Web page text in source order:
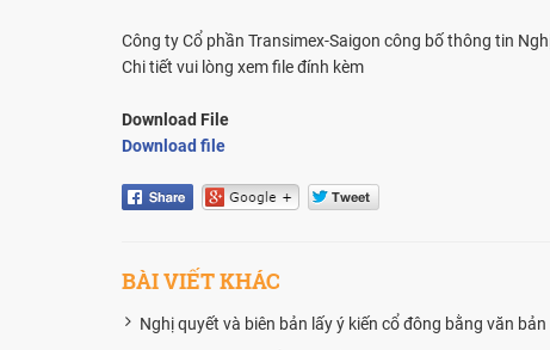
Công ty Cổ phần Transimex-Saigon công bố thông tin
Chi tiết vui lòng xem file đính kèm
Download File
Download file
BÀI VIẾT KHÁC
Nghị quyết và biên bản lấy ý kiến cổ đông bằng văn